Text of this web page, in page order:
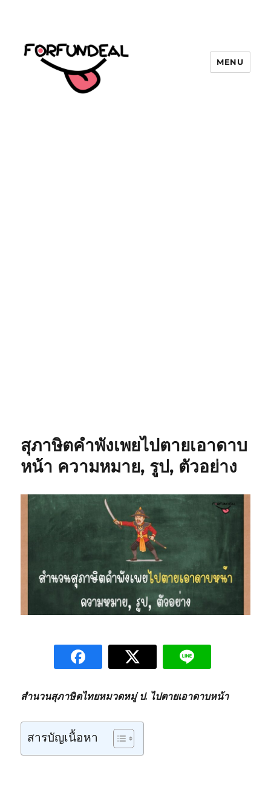
MENU
สุภาษิตคำพังเพยไปตายเอาดาบ
หน้า ความหมาย, รูป, ตัวอย่าง
สำนวนสุภาษิตไทยหมวดหมู่ ป. ไปตายเอาดาบหน้า
สารบัญเนื้อหา